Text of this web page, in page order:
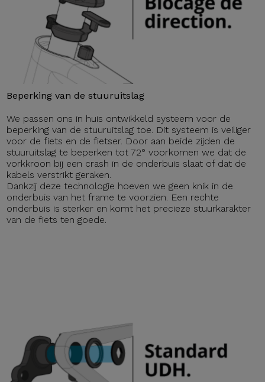
Beperking van de stuuruitslag
We passen ons in huis ontwikkeld systeem voor de
beperking van de stuuruitslag toe. Dit systeem is veiliger
voor de fiets en de fietser. Door aan beide zijden de
stuuruitslag te beperken tot 72° voorkomen we dat de
vorkkroon bij een crash in de onderbuis slaat of dat de
kabels verstrikt geraken.
Dankzij deze technologie hoeven we geen knik in de
onderbuis van het frame te voorzien. Een rechte
onderbuis is sterker en komt het precieze stuurkarakter
van de fiets ten goede.